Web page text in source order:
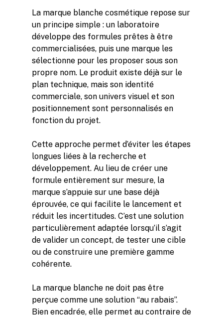
La marque blanche cosmétique repose sur
un principe simple : un laboratoire
développe des formules prêtes à être
commercialisées, puis une marque les
sélectionne pour les proposer sous son
propre nom. Le produit existe déjà sur le
plan technique, mais son identité
commerciale, son univers visuel et son
positionnement sont personnalisés en
fonction du projet.
Cette approche permet d’éviter les étapes
longues liées à la recherche et
développement. Au lieu de créer une
formule entièrement sur mesure, la
marque s’appuie sur une base déjà
éprouvée, ce qui facilite le lancement et
réduit les incertitudes. C’est une solution
particulièrement adaptée lorsqu’il s’agit
de valider un concept, de tester une cible
ou de construire une première gamme
cohérente.
La marque blanche ne doit pas être
perçue comme une solution “au rabais”.
Bien encadrée, elle permet au contraire de